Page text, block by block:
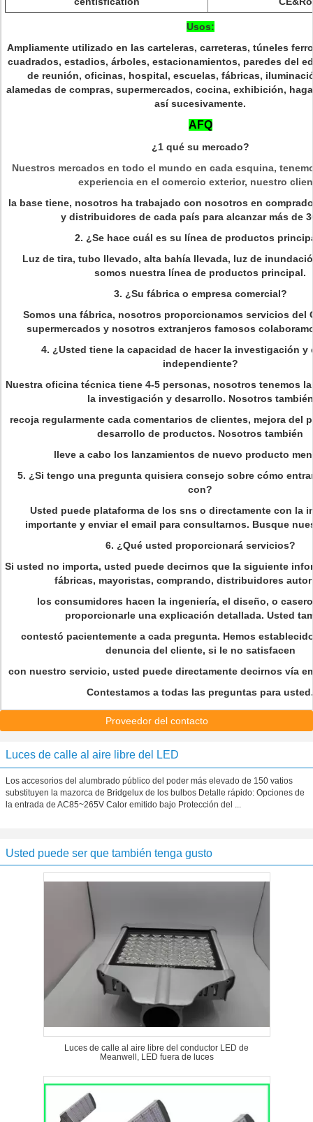
Usos:
Ampliamente utilizado en las carteleras, carreteras, túneles
cuadrados, estadios, árboles, estacionamientos, paredes del
de reunión, oficinas, hospital, escuelas, fábricas,
alamedas de compras, supermercados, cocina, exhibición,
así sucesivamente.
AFQ
¿1 qué su mercado?
Nuestros mercados en todo el mundo en cada esquina,
experiencia en el comercio exterior, nuestro
la base tiene, nosotros ha trabajado con nosotros en
y distribuidores de cada país para alcanzar más de
2. ¿Se hace cuál es su línea de productos
Luz de tira, tubo llevado, alta bahía llevada, luz de
somos nuestra línea de productos principal.
3. ¿Su fábrica o empresa comercial?
Somos una fábrica, nosotros proporcionamos servicios del
supermercados y nosotros extranjeros famosos
4. ¿Usted tiene la capacidad de hacer la investigación y
independiente?
Nuestra oficina técnica tiene 4-5 personas, nosotros tenemos
la investigación y desarrollo. Nosotros también
recoja regularmente cada comentarios de clientes, mejora del
desarrollo de productos. Nosotros también
lleve a cabo los lanzamientos de nuevo producto
5. ¿Si tengo una pregunta quisiera consejo sobre cómo
con?
Usted puede plataforma de los sns o directamente con la
importante y enviar el email para consultarnos. Busque
6. ¿Qué usted proporcionará servicios?
Si usted no importa, usted puede decirnos que la siguiente
fábricas, mayoristas, comprando, distribuidores
los consumidores hacen la ingeniería, el diseño, o
proporcionarle una explicación detallada. Usted
contestó pacientemente a cada pregunta. Hemos
denuncia del cliente, si le no satisfacen
con nuestro servicio, usted puede directamente decirnos vía
Contestamos a todas las preguntas para usted.
Proveedor del contacto
Luces de calle al aire libre del LED
Los accesorios del alumbrado público del poder más elevado de 150 vatios
substituyen la mazorca de Bridgelux de los bulbos Detalle rápido: Opciones de
la entrada de AC85~265V Calor emitido bajo Protección del ...
Usted puede ser que también tenga gusto
Luces de calle al aire libre del conductor LED de
Meanwell, LED fuera de luces